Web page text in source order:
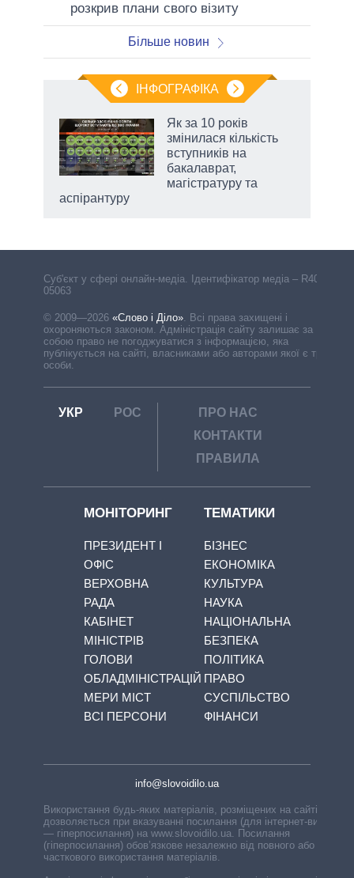
розкрив плани свого візиту
Більше новин
ІНФОГРАФІКА
Як за 10 років
змінилася кількість
вступників на
бакалаврат,
магістратуру та
аспірантуру
Cуб'єкт у сфері онлайн-медіа. Ідентифікатор медіа – R40-
05063
© 2009—2026 «Слово і Діло». Всі права захищені і
охороняються законом. Адміністрація сайту залишає за
собою право не погоджуватися з інформацією, яка
публікується на сайті, власниками або авторами якої є треті
особи.
УКР РОС
ПРО НАС
КОНТАКТИ
ПРАВИЛА
МОНІТОРИНГ
ПРЕЗИДЕНТ І
ОФІС
ВЕРХОВНА
РАДА
КАБІНЕТ
МІНІСТРІВ
ГОЛОВИ
ОБЛАДМІНІСТРАЦІЙ
МЕРИ МІСТ
ВСІ ПЕРСОНИ
ТЕМАТИКИ
БІЗНЕС
ЕКОНОМІКА
КУЛЬТУРА
НАУКА
НАЦІОНАЛЬНА
БЕЗПЕКА
ПОЛІТИКА
ПРАВО
СУСПІЛЬСТВО
ФІНАНСИ
info@slovoidilo.ua
Використання будь-яких матеріалів, розміщених на сайті,
дозволяється при вказуванні посилання (для інтернет-видань
— гіперпосилання) на www.slovoidilo.ua. Посилання
(гіперпосилання) обов’язкове незалежно від повного або
часткового використання матеріалів.